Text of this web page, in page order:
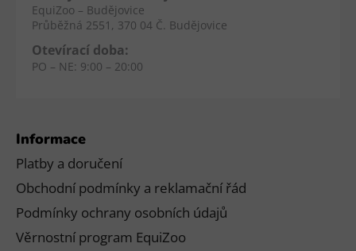
Informace
Platby a doručení
Obchodní podmínky a reklamační řád
Podmínky ochrany osobních údajů
Věrnostní program EquiZoo
EquiZoo – Budějovice
Průběžná 2551, 370 04 Č. Budějovice
Otevírací doba:
PO – NE: 9:00 – 20:00